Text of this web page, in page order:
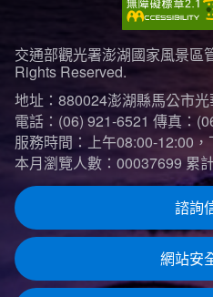
交通部觀光署澎湖國家風景
Rights Reserved.
地址：880024澎湖縣馬公市
電話：(06) 921-6521 傳真：
服務時間：上午08:00-12:00
本月瀏覽人數：00037699 累
諮詢
網站安